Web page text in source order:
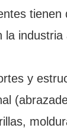
tienen
la
y